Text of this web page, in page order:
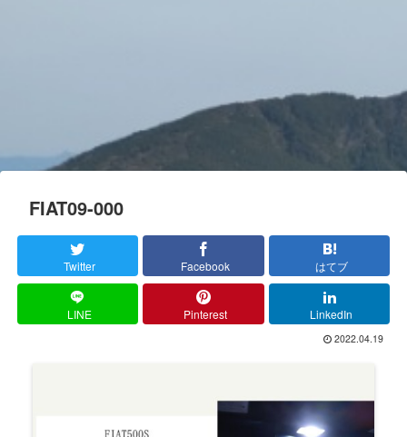
FIAT09-000
Twitter Facebook はてブ
LINE Pinterest LinkedIn
2022.04.19